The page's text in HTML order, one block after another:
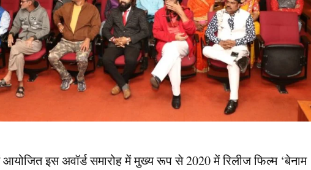
इस अवॉर्ड समारोह में मुख्य रूप से 2020 में रिलीज फिल्म ‘बेनाम